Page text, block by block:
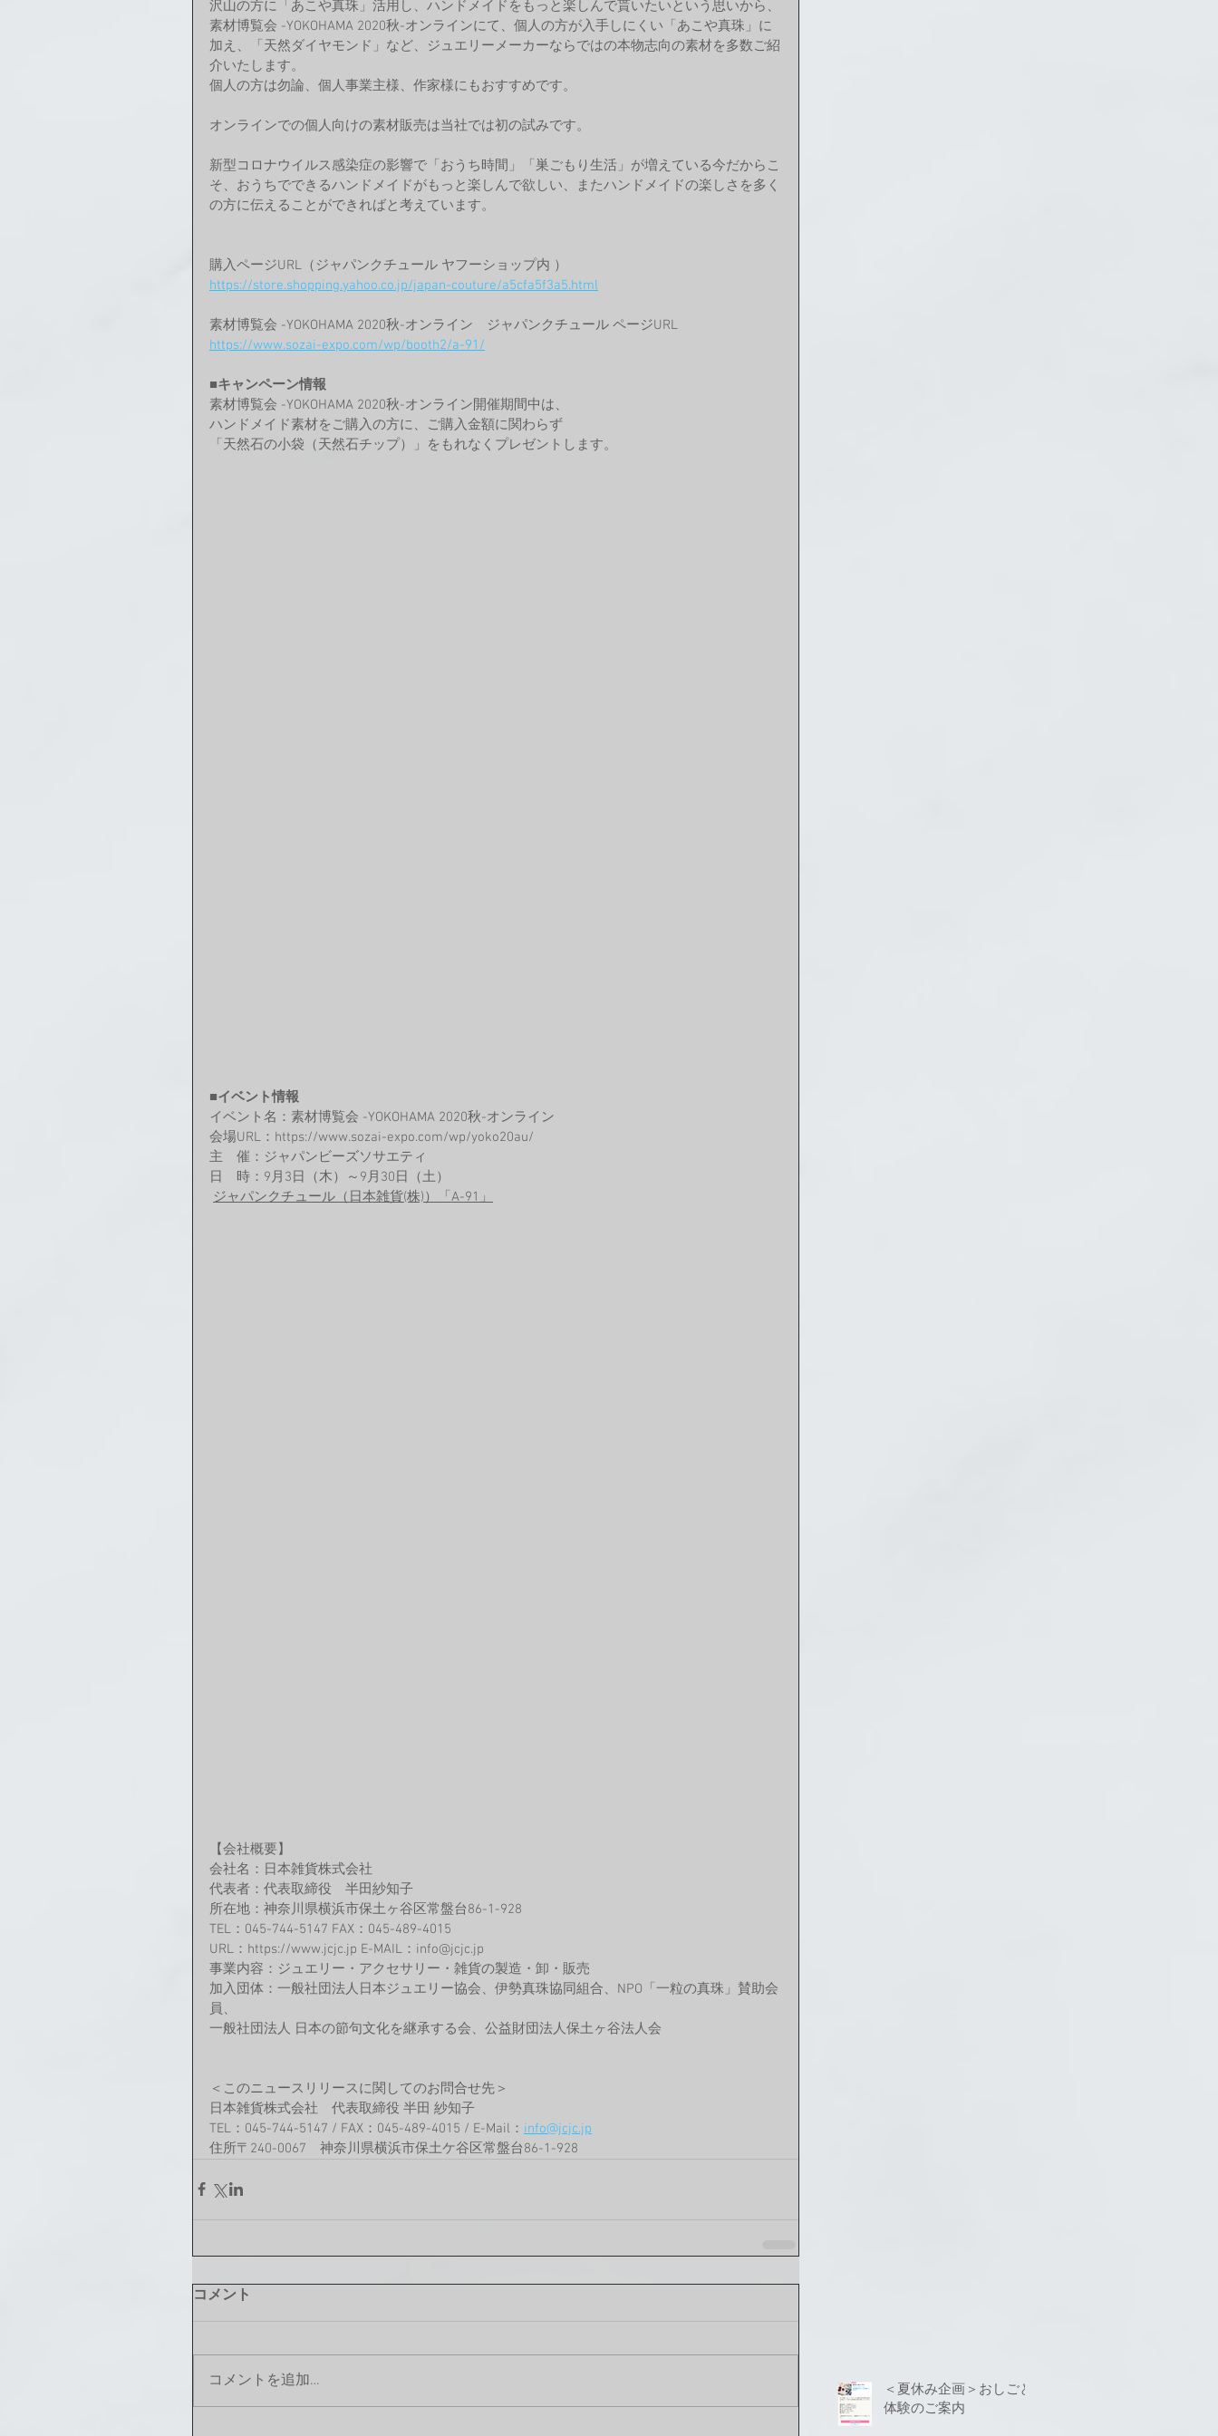
沢山の方に「あこや真珠」活用し、ハンドメイドをもっと楽しんで貰いたいという思いから、
素材博覧会 -YOKOHAMA 2020秋-オンラインにて、個人の方が入手しにくい「あこや真珠」に
加え、「天然ダイヤモンド」など、ジュエリーメーカーならではの本物志向の素材を多数ご紹
介いたします。
個人の方は勿論、個人事業主様、作家様にもおすすめです。
オンラインでの個人向けの素材販売は当社では初の試みです。
新型コロナウイルス感染症の影響で「おうち時間」「巣ごもり生活」が増えている今だからこ
そ、おうちでできるハンドメイドがもっと楽しんで欲しい、またハンドメイドの楽しさを多く
の方に伝えることができればと考えています。
購入ページURL（ジャパンクチュール ヤフーショップ内 ）
https://store.shopping.yahoo.co.jp/japan-couture/a5cfa5f3a5.html
素材博覧会 -YOKOHAMA 2020秋-オンライン　ジャパンクチュール ページURL
https://www.sozai-expo.com/wp/booth2/a-91/
■キャンペーン情報
素材博覧会 -YOKOHAMA 2020秋-オンライン開催期間中は、
ハンドメイド素材をご購入の方に、ご購入金額に関わらず
「天然石の小袋（天然石チップ）」をもれなくプレゼントします。
■イベント情報
イベント名：素材博覧会 -YOKOHAMA 2020秋-オンライン
会場URL：https://www.sozai-expo.com/wp/yoko20au/
主　催：ジャパンビーズソサエティ
日　時：9月3日（木）～9月30日（土）
ジャパンクチュール（日本雑貨(株)）「A-91」
【会社概要】
会社名：日本雑貨株式会社
代表者：代表取締役　半田紗知子
所在地：神奈川県横浜市保土ヶ谷区常盤台86-1-928
TEL：045-744-5147 FAX：045-489-4015
URL：https://www.jcjc.jp E-MAIL：info@jcjc.jp
事業内容：ジュエリー・アクセサリー・雑貨の製造・卸・販売
加入団体：一般社団法人日本ジュエリー協会、伊勢真珠協同組合、NPO「一粒の真珠」賛助会
員、
一般社団法人 日本の節句文化を継承する会、公益財団法人保土ヶ谷法人会
＜このニュースリリースに関してのお問合せ先＞
日本雑貨株式会社　代表取締役 半田 紗知子
TEL：045-744-5147 / FAX：045-489-4015 / E-Mail： info@jcjc.jp
住所〒240-0067　神奈川県横浜市保土ケ谷区常盤台86-1-928
コメント
コメントを追加…
＜夏休み企画＞おしごと
体験のご案内